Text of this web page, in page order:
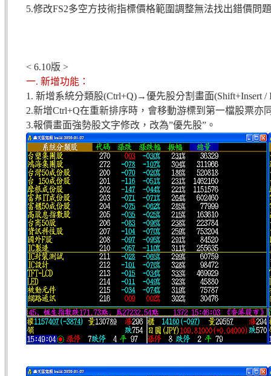
5.修改FS2多空方技術指標價格範圍調整無法找出錯價問
< 6.10版 >
一. 新增功能：
1. 新增系統分類股(Ctrl+Q)→優先股分割畫面(Shift+Insert /
2.新增Ctrl+Q在重新排序時，會移動游標到第一檔股票
3.報價畫面強勢股文字修改，改為”優先股”。